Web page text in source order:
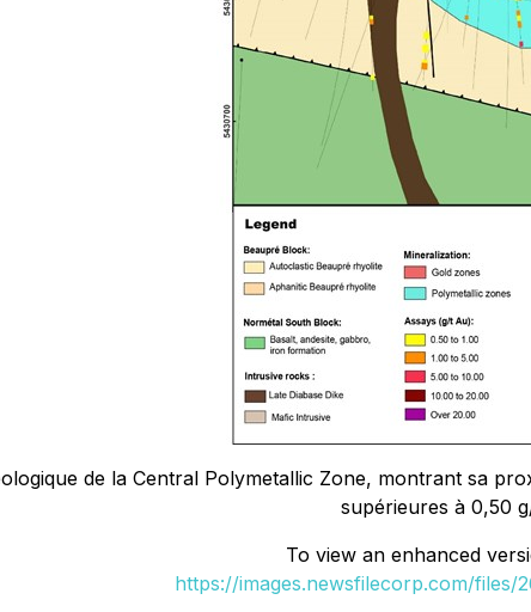
de la Central Polymetallic Zone, montrant sa
supérieures à 0,50
To view an enhanced
https://images.newsfilecorp.com/files/